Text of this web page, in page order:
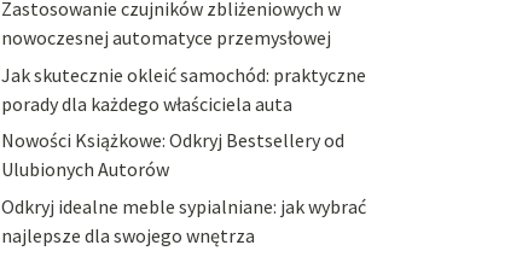
Zastosowanie czujników zbliżeniowych w
nowoczesnej automatyce przemysłowej
Jak skutecznie okleić samochód: praktyczne
porady dla każdego właściciela auta
Nowości Książkowe: Odkryj Bestsellery od
Ulubionych Autorów
Odkryj idealne meble sypialniane: jak wybrać
najlepsze dla swojego wnętrza